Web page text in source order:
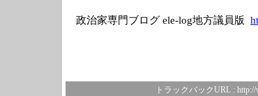
政治家専門ブログ ele-log地方議員版
トラックバックURL : http://